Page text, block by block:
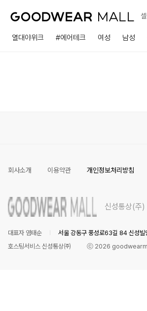
열대야위크 #에어테크 여성 남성
회사소개 이용약관 개인정보처리방침
신성통상(주)
대표자 염태순 서울 강동구 풍성로63길 84 신성빌
호스팅서비스 신성통상㈜
ⓒ 2026